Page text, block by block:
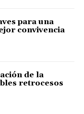
para una
convivencia
de la
retrocesos